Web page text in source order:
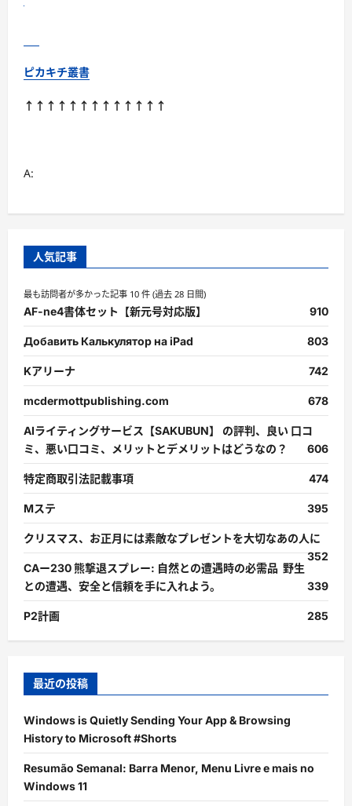
ピカキチ叢書
↑↑↑↑↑↑↑↑↑↑↑↑↑
A:
人気記事
最も訪問者が多かった記事 10 件 (過去 28 日間)
AF-ne4書体セット【新元号対応版】 910
Добавить Калькулятор на iPad 803
Kアリーナ 742
mcdermottpublishing.com 678
AIライティングサービス【SAKUBUN】 の評判、良い 口コ
ミ、悪い口コミ、メリットとデメリットはどうなの？
606
特定商取引法記載事項 474
Mステ 395
クリスマス、お正月には素敵なプレゼントを大切なあの人に
352
CAー230 熊撃退スプレー: 自然との遭遇時の必需品 野生
との遭遇、安全と信頼を手に入れよう。
339
P2計画 285
最近の投稿
Windows is Quietly Sending Your App & Browsing
History to Microsoft #Shorts
Resumão Semanal: Barra Menor, Menu Livre e mais no
Windows 11